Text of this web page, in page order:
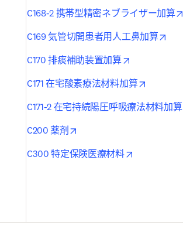
tab/window
in new tab/window
new tab/window
tab/window
new tab/window
C168-2 携帯型精密ネブライザー加算
C169 気管切開患者用人工鼻加算
C170 排痰補助装置加算
C171 在宅酸素療法材料加算
C171-2 在宅持続陽圧呼吸療法材料加算
C200 薬剤
C300 特定保険医療材料